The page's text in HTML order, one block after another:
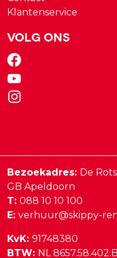
Klantenservice
Volg ons
Bezoekadres: De
GB Apeldoorn
T: 088 10 10 100
E: verhuur@skippy-
KvK: 91748380
BTW: NL